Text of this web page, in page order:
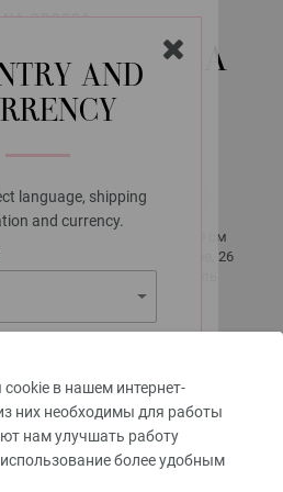
AND
language, shipping
and currency.
The United States
в нашем интернет-
них необходимы для работы
нам улучшать работу
более удобным
GROSSA
(LINEA
м
10 x 10 см
34 рядов, 26
40
около 250 -